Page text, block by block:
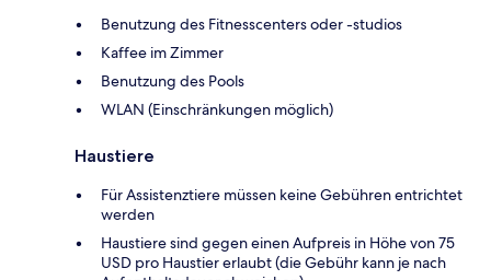
Benutzung des Fitnesscenters oder -studios
Kaffee im Zimmer
Benutzung des Pools
WLAN (Einschränkungen möglich)
Haustiere
Für Assistenztiere müssen keine Gebühren entrichtet
werden
Haustiere sind gegen einen Aufpreis in Höhe von 75
USD pro Haustier erlaubt (die Gebühr kann je nach